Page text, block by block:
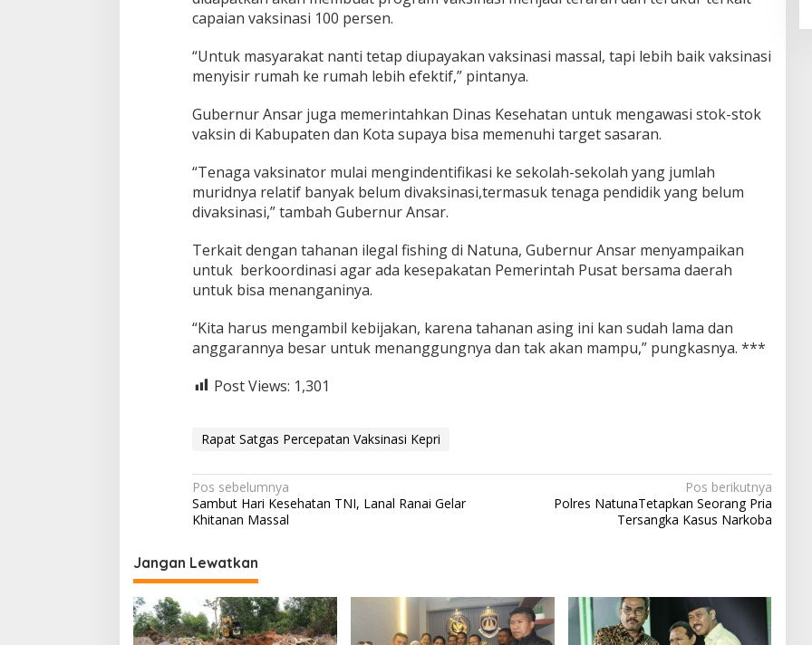
capaian vaksinasi 100 persen.
“Untuk masyarakat nanti tetap diupayakan vaksinasi massal, tapi lebih baik vaksinasi
menyisir rumah ke rumah lebih efektif,” pintanya.
Gubernur Ansar juga memerintahkan Dinas Kesehatan untuk mengawasi stok-stok
vaksin di Kabupaten dan Kota supaya bisa memenuhi target sasaran.
“Tenaga vaksinator mulai mengindentifikasi ke sekolah-sekolah yang jumlah
muridnya relatif banyak belum divaksinasi,termasuk tenaga pendidik yang belum
divaksinasi,” tambah Gubernur Ansar.
Terkait dengan tahanan ilegal fishing di Natuna, Gubernur Ansar menyampaikan
untuk berkoordinasi agar ada kesepakatan Pemerintah Pusat bersama daerah
untuk bisa menanganinya.
“Kita harus mengambil kebijakan, karena tahanan asing ini kan sudah lama dan
anggarannya besar untuk menanggungnya dan tak akan mampu,” pungkasnya. ***
Post Views: 1,301
Rapat Satgas Percepatan Vaksinasi Kepri
N
a
i
g
a
Pos sebelumnya
Sambut Hari Kesehatan TNI, Lanal Ranai Gelar
Khitanan Massal
Pos berikutnya
Polres NatunaTetapkan Seorang Pria
Tersangka Kasus Narkoba
Jangan Lewatkan